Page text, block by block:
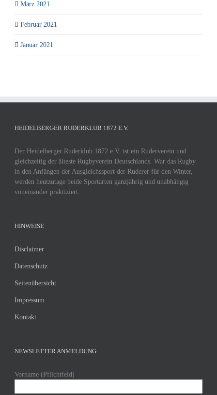
März 2021
Februar 2021
Januar 2021
HEIDELBERGER RUDERKLUB 1872 E.V.
Der Heidelberger Ruderklub 1872 e.V. ist ein Ruderverein und
gleichzeitig der älteste Rugbyverein Deutschlands. War das Rugby
in den Anfängen der Ausgleichssport der Ruderer für den Winter,
werden heutzutage beide Sportarten ganzjährig und unabhängig
voneinander praktiziert.
HINWEISE
Disclaimer
Datenschutz
Seitenübersicht
Impressum
Kontakt
NEWSLETTER ANMELDUNG
Vorname (Pflichtfeld)